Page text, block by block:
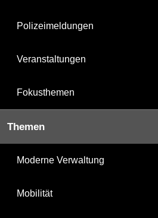
Polizeimeldungen
Veranstaltungen
Fokusthemen
Themen
Moderne Verwaltung
Mobilität